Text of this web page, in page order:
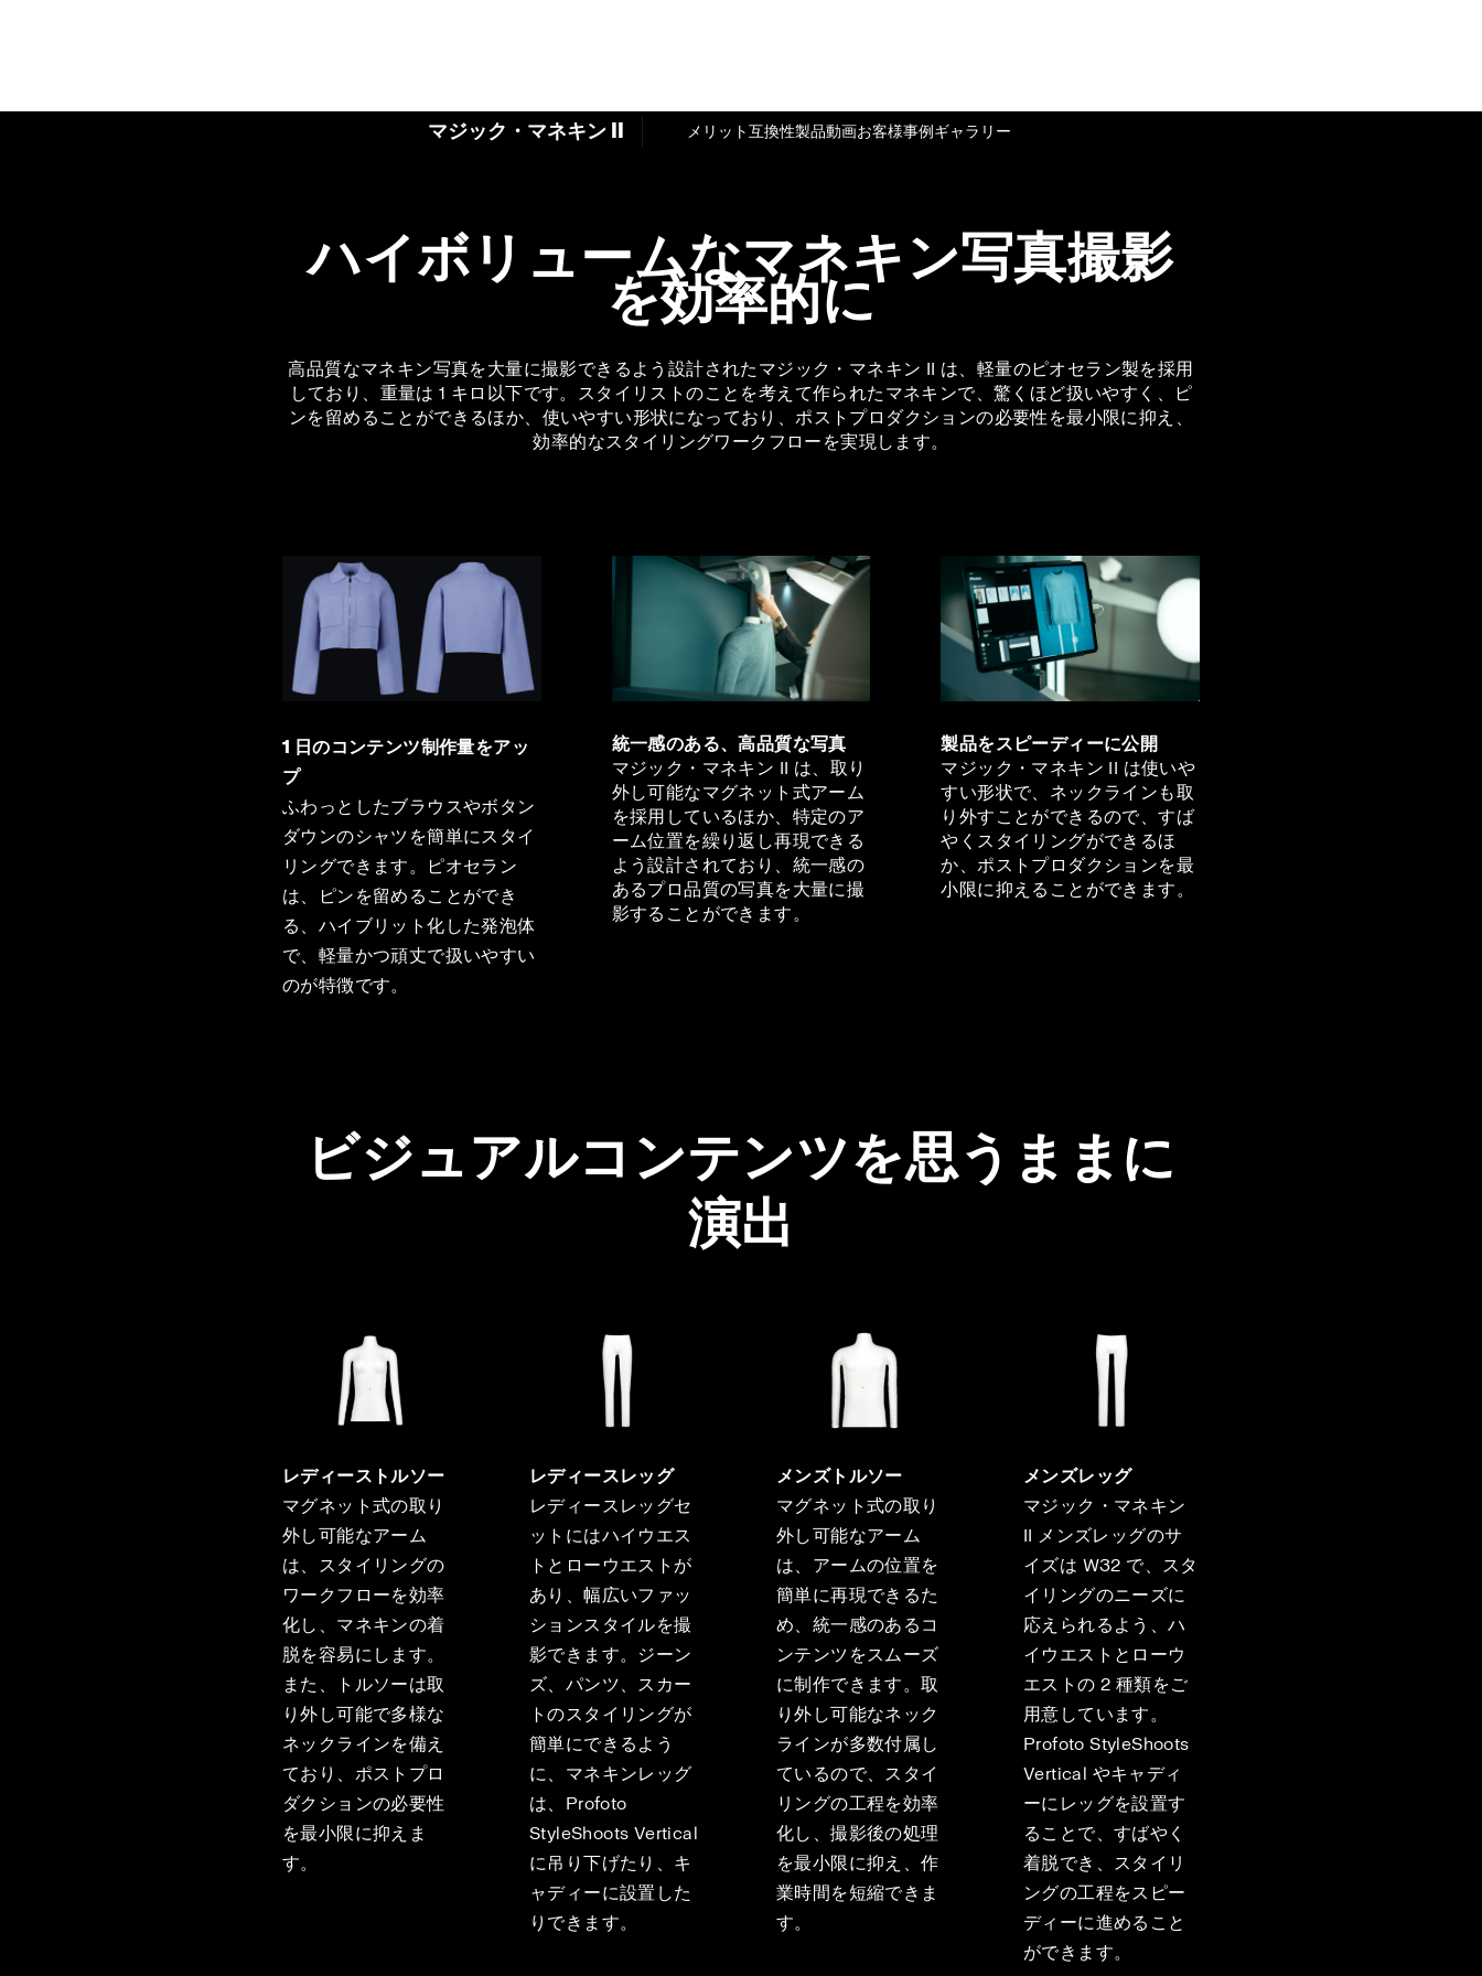
マジック・マネキン II メリット互換性製品動画お客様事例 ギャラリー
ハイボリュームなマネキン写真撮影
を効率的に
高品質なマネキン写真を大量に撮影できるよう設計されたマジック・マネキン II は、軽量のピオセラン製を採用
しており、重量は 1 キロ以下です。スタイリストのことを考えて作られたマネキンで、驚くほど扱いやすく、ピ
ンを留めることができるほか、使いやすい形状になっており、ポストプロダクションの必要性を最小限に抑え、
効率的なスタイリングワークフローを実現します。
1 日のコンテンツ制作量をアッ
プ
ふわっとしたブラウスやボタン
ダウンのシャツを簡単にスタイ
リングできます。ピオセラン
は、ピンを留めることができ
る、ハイブリット化した発泡体
で、軽量かつ頑丈で扱いやすい
のが特徴です。
統一感のある、高品質な写真
マジック・マネキン II は、取り
外し可能なマグネット式アーム
を採用しているほか、特定のア
ーム位置を繰り返し再現できる
よう設計されており、統一感の
あるプロ品質の写真を大量に撮
影することができます。
製品をスピーディーに公開
マジック・マネキン II は使いや
すい形状で、ネックラインも取
り外すことができるので、すば
やくスタイリングができるほ
か、ポストプロダクションを最
小限に抑えることができます。
ビジュアルコンテンツを思うままに
演出
レディーストルソー
マグネット式の取り
外し可能なアーム
は、スタイリングの
ワークフローを効率
化し、マネキンの着
脱を容易にします。
また、トルソーは取
り外し可能で多様な
ネックラインを備え
ており、ポストプロ
ダクションの必要性
を最小限に抑えま
す。
レディースレッグ
レディースレッグセ
ットにはハイウエス
トとローウエストが
あり、幅広いファッ
ションスタイルを撮
影できます。ジーン
ズ、パンツ、スカー
トのスタイリングが
簡単にできるよう
に、マネキンレッグ
は、Profoto
StyleShoots Vertical
に吊り下げたり、キ
ャディーに設置した
りできます。
メンズトルソー
マグネット式の取り
外し可能なアーム
は、アームの位置を
簡単に再現できるた
め、統一感のあるコ
ンテンツをスムーズ
に制作できます。取
り外し可能なネック
ラインが多数付属し
ているので、スタイ
リングの工程を効率
化し、撮影後の処理
を最小限に抑え、作
業時間を短縮できま
す。
メンズレッグ
マジック・マネキン
II メンズレッグのサ
イズは W32 で、スタ
イリングのニーズに
応えられるよう、ハ
イウエストとローウ
エストの 2 種類をご
用意しています。
Profoto StyleShoots
Vertical やキャディ
ーにレッグを設置す
ることで、すばやく
着脱でき、スタイリ
ングの工程をスピー
ディーに進めること
ができます。